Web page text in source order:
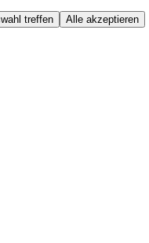
treffen Alle akzeptieren